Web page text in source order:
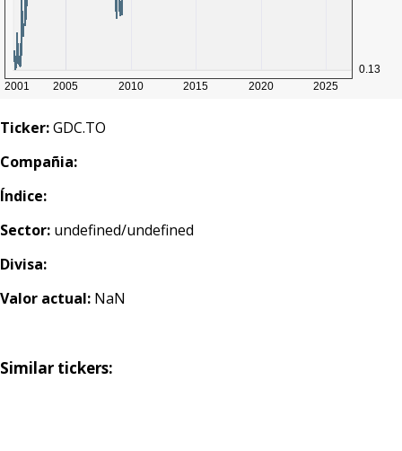
Ticker:GDC.TO
Compañia:
Índice:
Sector: undefined/undefined
Divisa:
Valor actual: NaN
Similar tickers: